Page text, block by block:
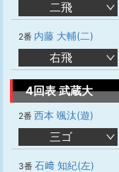
二飛
2番 内藤 大輔(二)
右飛
4回表 武蔵大
2番 西本 颯汰(遊)
三ゴ
3番 石﨑 知紀(左)